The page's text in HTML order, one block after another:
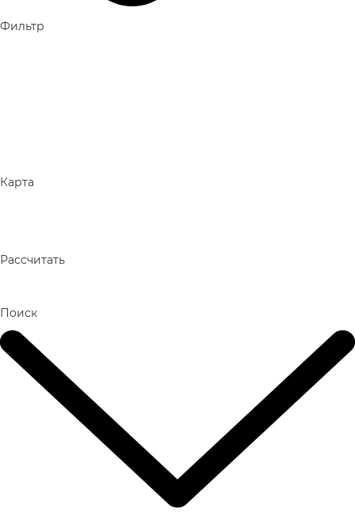
Фильтр
Карта
Рассчитать
Поиск